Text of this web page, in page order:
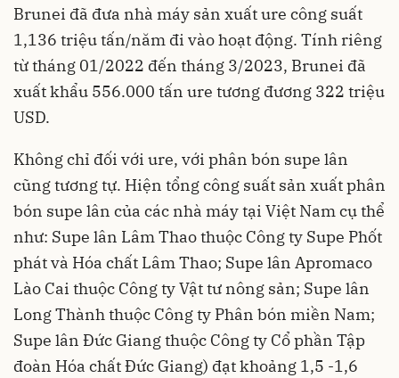
Brunei đã đưa nhà máy sản xuất ure công suất
1,136 triệu tấn/năm đi vào hoạt động. Tính riêng
từ tháng 01/2022 đến tháng 3/2023, Brunei đã
xuất khẩu 556.000 tấn ure tương đương 322 triệu
USD.
Không chỉ đối với ure, với phân bón supe lân
cũng tương tự. Hiện tổng công suất sản xuất phân
bón supe lân của các nhà máy tại Việt Nam cụ thể
như: Supe lân Lâm Thao thuộc Công ty Supe Phốt
phát và Hóa chất Lâm Thao; Supe lân Apromaco
Lào Cai thuộc Công ty Vật tư nông sản; Supe lân
Long Thành thuộc Công ty Phân bón miền Nam;
Supe lân Đức Giang thuộc Công ty Cổ phần Tập
đoàn Hóa chất Đức Giang) đạt khoảng 1,5 -1,6